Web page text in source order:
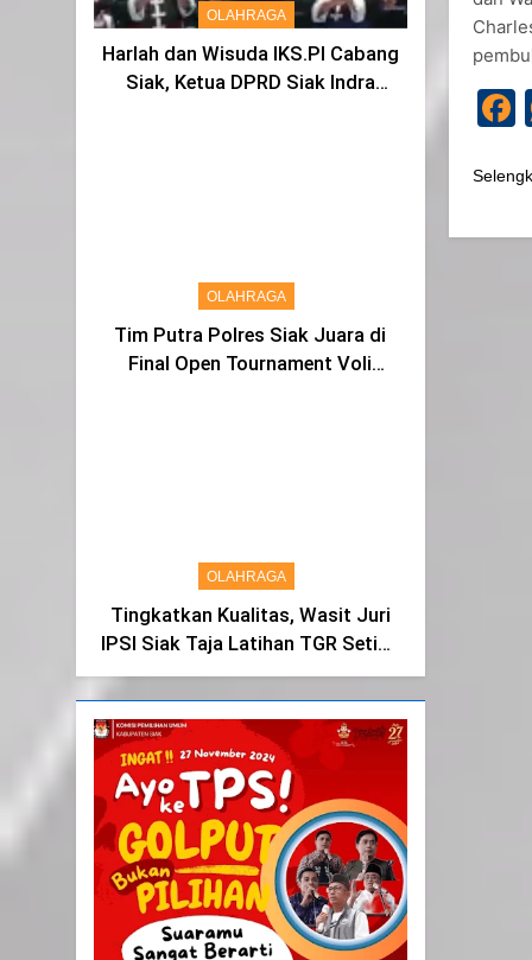
OLAHRAGA
Harlah dan Wisuda IKS.PI Cabang
Siak, Ketua DPRD Siak Indra
OLAHRAGA
Tim Putra Polres Siak Juara di
Final Open Tournament Voli
OLAHRAGA
Tingkatkan Kualitas, Wasit Juri
IPSI Siak Taja Latihan TGR Setiap
Tiga Bulan Sekali